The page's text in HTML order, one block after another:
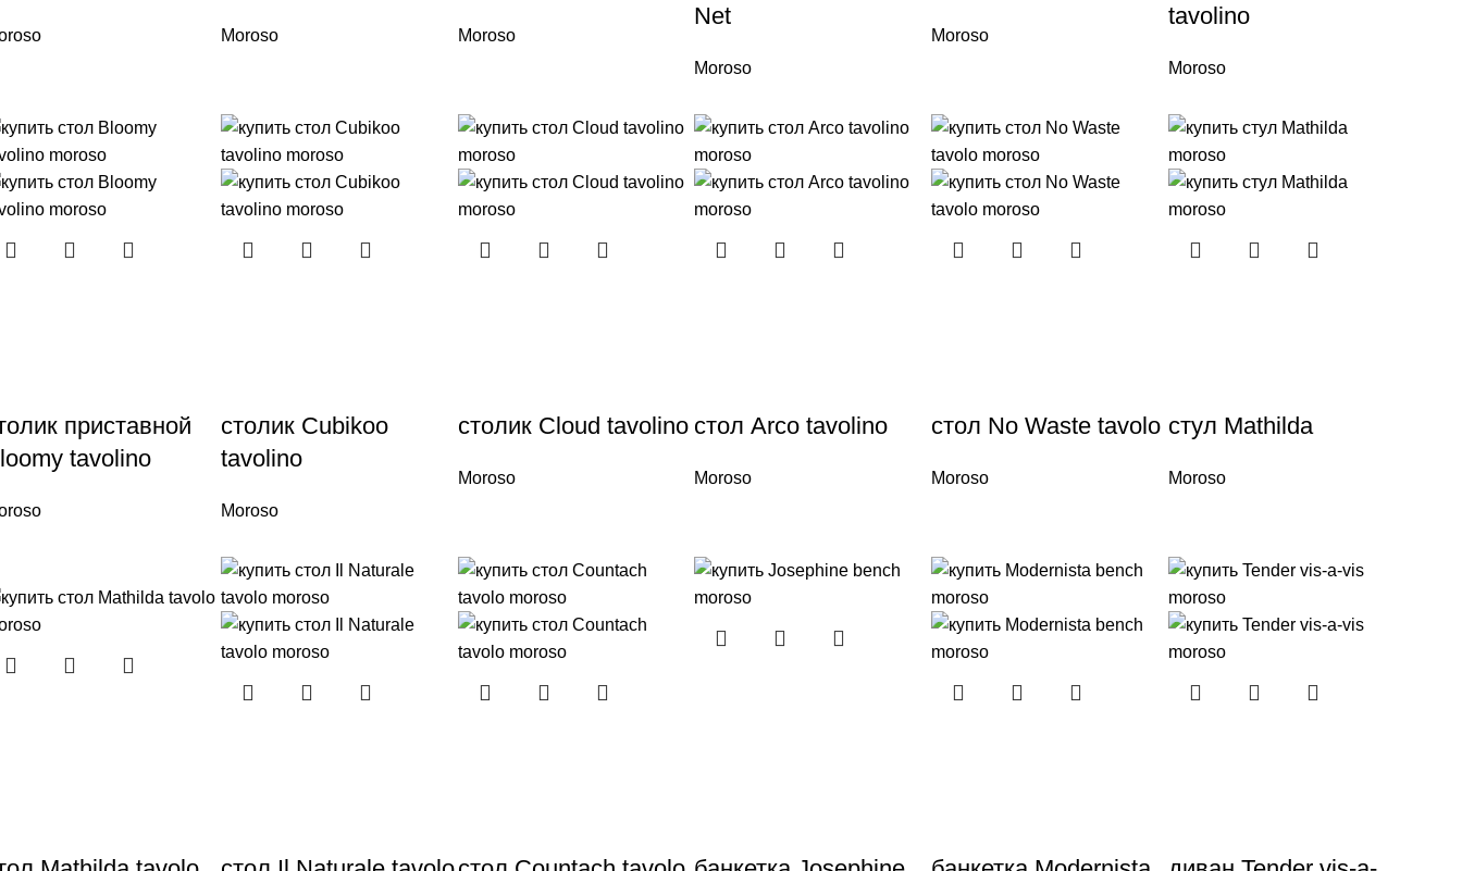
Moroso Moroso
Net
Moroso
Moroso
tavolino
Moroso
приставной
tavolino
столик Cubikoo
tavolino
Moroso
столик Cloud tavolino
Moroso
стол Arco tavolino
Moroso
стол No Waste tavolo
Moroso
стул Mathilda
Moroso